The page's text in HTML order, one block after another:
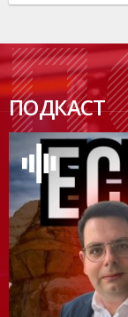
ПОДКАСТ